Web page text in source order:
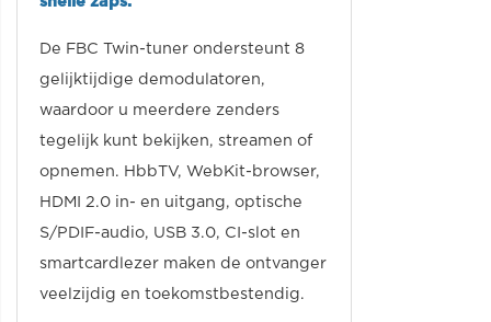
De FBC Twin-tuner ondersteunt 8
gelijktijdige demodulatoren,
waardoor u meerdere zenders
tegelijk kunt bekijken, streamen of
opnemen. HbbTV, WebKit-browser,
HDMI 2.0 in- en uitgang, optische
S/PDIF-audio, USB 3.0, CI-slot en
smartcardlezer maken de ontvanger
veelzijdig en toekomstbestendig.